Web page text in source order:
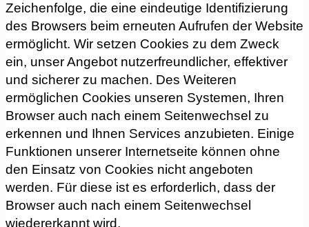
Zeichenfolge, die eine eindeutige Identifizierung
des Browsers beim erneuten Aufrufen der Website
ermöglicht. Wir setzen Cookies zu dem Zweck
ein, unser Angebot nutzerfreundlicher, effektiver
und sicherer zu machen. Des Weiteren
ermöglichen Cookies unseren Systemen, Ihren
Browser auch nach einem Seitenwechsel zu
erkennen und Ihnen Services anzubieten. Einige
Funktionen unserer Internetseite können ohne
den Einsatz von Cookies nicht angeboten
werden. Für diese ist es erforderlich, dass der
Browser auch nach einem Seitenwechsel
wiedererkannt wird.